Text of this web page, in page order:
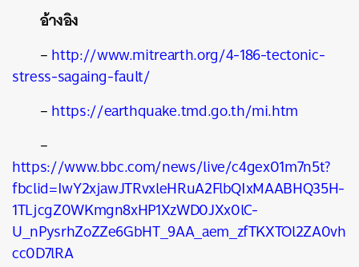
อ้างอิง
–http://www.mitrearth.org/4-186-tectonic-
stress-sagaing-fault/
–https://earthquake.tmd.go.th/mi.htm
–
https://www.bbc.com/news/live/c4gex01m7n5t?
fbclid=IwY2xjawJTRvxleHRuA2FlbQIxMAABHQ35H-
1TLjcgZ0WKmgn8xHP1XzWD0JXx0lC-
U_nPysrhZoZZe6GbHT_9AA_aem_zfTKXTOl2ZA0vh
cc0D7lRA